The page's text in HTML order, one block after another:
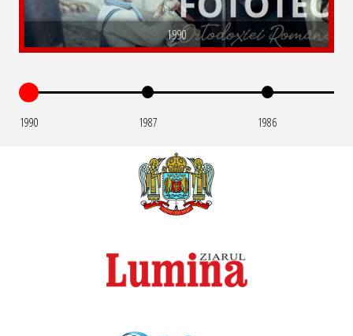
1990
1990 1987 1986